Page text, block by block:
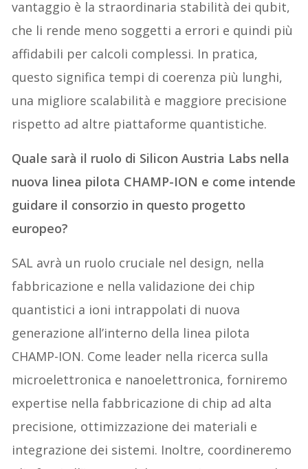
vantaggio è la straordinaria stabilità dei qubit,
che li rende meno soggetti a errori e quindi più
affidabili per calcoli complessi. In pratica,
questo significa tempi di coerenza più lunghi,
una migliore scalabilità e maggiore precisione
rispetto ad altre piattaforme quantistiche.
Quale sarà il ruolo di Silicon Austria Labs nella
nuova linea pilota CHAMP-ION e come intende
guidare il consorzio in questo progetto
europeo?
SAL avrà un ruolo cruciale nel design, nella
fabbricazione e nella validazione dei chip
quantistici a ioni intrappolati di nuova
generazione all’interno della linea pilota
CHAMP-ION. Come leader nella ricerca sulla
microelettronica e nanoelettronica, forniremo
expertise nella fabbricazione di chip ad alta
precisione, ottimizzazione dei materiali e
integrazione dei sistemi. Inoltre, coordineremo